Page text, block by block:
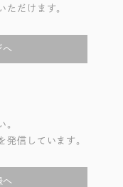
ただけます。
へ
。
発信しています。
へ